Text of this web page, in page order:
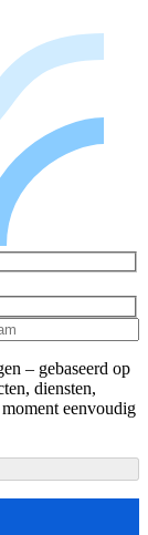
– gebaseerd op
diensten,
eenvoudig